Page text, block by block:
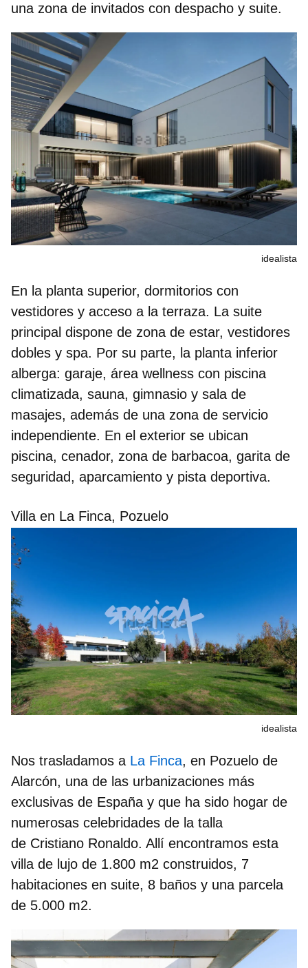
una zona de invitados con despacho y suite.
idealista
En la planta superior, dormitorios con
vestidores y acceso a la terraza. La suite
principal dispone de zona de estar, vestidores
dobles y spa. Por su parte, la planta inferior
alberga: garaje, área wellness con piscina
climatizada, sauna, gimnasio y sala de
masajes, además de una zona de servicio
independiente. En el exterior se ubican
piscina, cenador, zona de barbacoa, garita de
seguridad, aparcamiento y pista deportiva.
Villa en La Finca, Pozuelo
idealista
Nos trasladamos a La Finca, en Pozuelo de
Alarcón, una de las urbanizaciones más
exclusivas de España y que ha sido hogar de
numerosas celebridades de la talla
de Cristiano Ronaldo. Allí encontramos esta
villa de lujo de 1.800 m2 construidos, 7
habitaciones en suite, 8 baños y una parcela
de 5.000 m2.